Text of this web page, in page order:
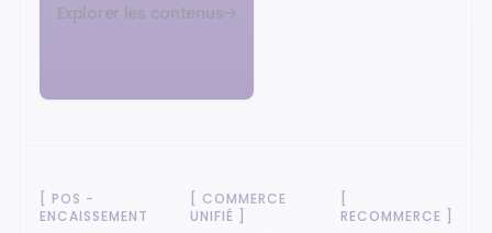
Explorer les contenus
[POS -
ENCAISSEMENT
COMMERCE
UNIFIÉ
RECOMMERCE